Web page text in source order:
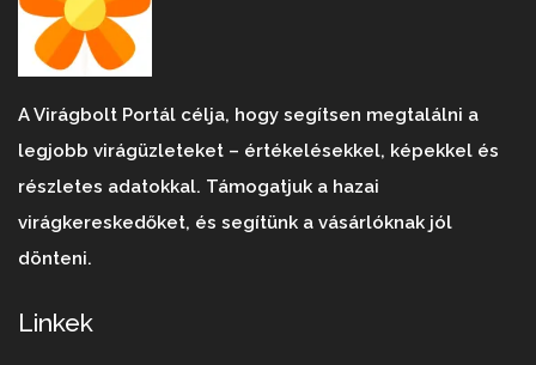
A Virágbolt Portál célja, hogy segítsen megtalálni a
legjobb virágüzleteket – értékelésekkel, képekkel és
részletes adatokkal. Támogatjuk a hazai
virágkereskedőket, és segítünk a vásárlóknak jól
dönteni.
Linkek